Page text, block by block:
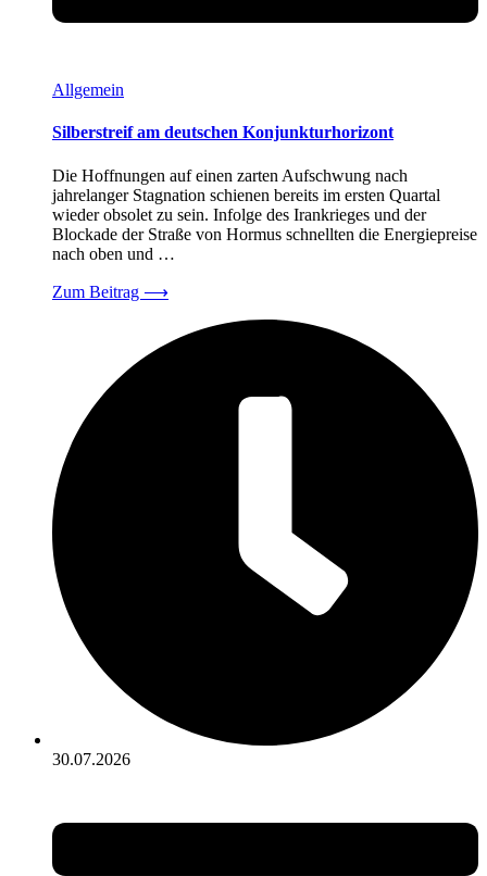
Allgemein
Silberstreif am deutschen Konjunkturhorizont
Die Hoffnungen auf einen zarten Aufschwung nach
jahrelanger Stagnation schienen bereits im ersten Quartal
wieder obsolet zu sein. Infolge des Irankrieges und der
Blockade der Straße von Hormus schnellten die Energiepreise
nach oben und …
Zum Beitrag ⟶
30.07.2026